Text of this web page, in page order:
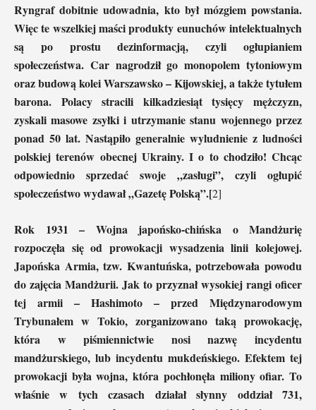
Ryngraf dobitnie udowadnia, kto był mózgiem powstania.
Więc te wszelkiej maści produkty eunuchów intelektualnych
są po prostu dezinformacją, czyli ogłupianiem
społeczeństwa. Car nagrodził go monopolem tytoniowym
oraz budową kolei Warszawsko – Kijowskiej, a także tytułem
barona. Polacy stracili kilkadziesiąt tysięcy mężczyzn,
zyskali masowe zsyłki i utrzymanie stanu wojennego przez
ponad 50 lat. Nastąpiło generalnie wyludnienie z ludności
polskiej terenów obecnej Ukrainy. I o to chodziło! Chcąc
odpowiednio sprzedać swoje „zasługi”, czyli ogłupić
społeczeństwo wydawał „Gazetę Polską”.[2]
Rok 1931 – Wojna japońsko-chińska o Mandżurię
rozpoczęła się od prowokacji wysadzenia linii kolejowej.
Japońska Armia, tzw. Kwantuńska, potrzebowała powodu
do zajęcia Mandżurii. Jak to przyznał wysokiej rangi oficer
tej armii – Hashimoto – przed Międzynarodowym
Trybunałem w Tokio, zorganizowano taką prowokację,
która w piśmiennictwie nosi nazwę incydentu
mandżurskiego, lub incydentu mukdeńskiego. Efektem tej
prowokacji była wojna, która pochłonęła miliony ofiar. To
właśnie w tych czasach działał słynny oddział 731,